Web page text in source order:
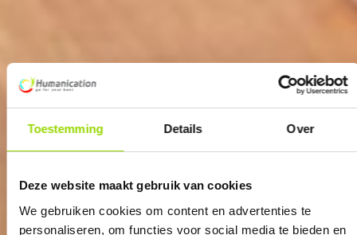
Toestemming Details Over
Deze website maakt gebruik van cookies
We gebruiken cookies om content en advertenties te
personaliseren, om functies voor social media te bieden en